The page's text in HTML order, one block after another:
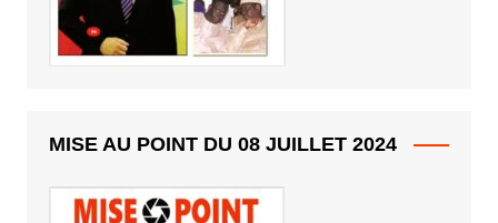
MISE AU POINT DU 08 JUILLET 2024